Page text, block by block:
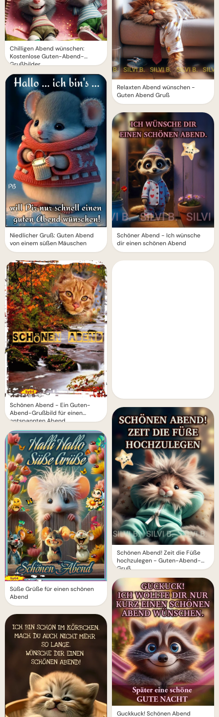
Chilligen Abend wünschen:
Kostenlose Guten-Abend-
Grußbilder
Niedlicher Gruß: Guten Abend
von einem süßen Mäuschen
Schönen Abend - Ein Guten-
Abend-Grußbild für einen
entspannten Abend
Süße Grüße für einen schönen
Abend
Relaxten Abend wünschen -
Guten Abend Gruß
Schöner Abend - Ich wünsche
dir einen schönen Abend
Schönen Abend! Zeit die Füße
hochzulegen - Guten-Abend-
Gruß
Guckkuck! Schönen Abend